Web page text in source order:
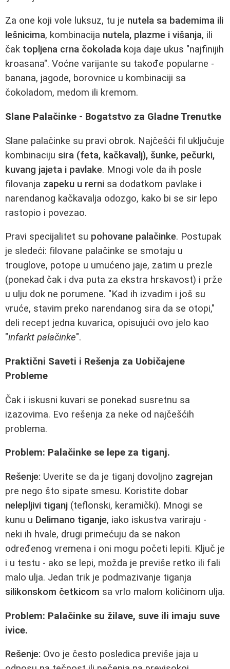
Za one koji vole luksuz, tu je nutela sa bademima ili
lešnicima, kombinacija nutela, plazme i višanja, ili
čak topljena crna čokolada koja daje ukus "najfinijih
kroasana". Voćne varijante su takođe popularne -
banana, jagode, borovnice u kombinaciji sa
čokoladom, medom ili kremom.
Slane Palačinke - Bogatstvo za Gladne Trenutke
Slane palačinke su pravi obrok. Najčešći fil uključuje
kombinaciju sira (feta, kačkavalj), šunke, pečurki,
kuvang jajeta i pavlake. Mnogi vole da ih posle
filovanja zapeku u rerni sa dodatkom pavlake i
narendanog kačkavalja odozgo, kako bi se sir lepo
rastopio i povezao.
Pravi specijalitet su pohovane palačinke. Postupak
je sledeći: filovane palačinke se smotaju u
trouglove, potope u umućeno jaje, zatim u prezle
(ponekad čak i dva puta za ekstra hrskavost) i prže
u ulju dok ne porumene. "Kad ih izvadim i još su
vruće, stavim preko narendanog sira da se otopi,"
deli recept jedna kuvarica, opisujući ovo jelo kao
"infarkt palačinke".
Praktični Saveti i Rešenja za Uobičajene
Probleme
Čak i iskusni kuvari se ponekad susretnu sa
izazovima. Evo rešenja za neke od najčešćih
problema.
Problem: Palačinke se lepe za tiganj.
Rešenje: Uverite se da je tiganj dovoljno zagrejan
pre nego što sipate smesu. Koristite dobar
nelepljivi tiganj (teflonski, keramički). Mnogi se
kunu u Delimano tiganje, iako iskustva variraju -
neki ih hvale, drugi primećuju da se nakon
određenog vremena i oni mogu početi lepiti. Ključ je
i u testu - ako se lepi, možda je previše retko ili fali
malo ulja. Jedan trik je podmazivanje tiganja
silikonskom četkicom sa vrlo malom količinom ulja.
Problem: Palačinke su žilave, suve ili imaju suve
ivice.
Rešenje: Ovo je često posledica previše jaja u